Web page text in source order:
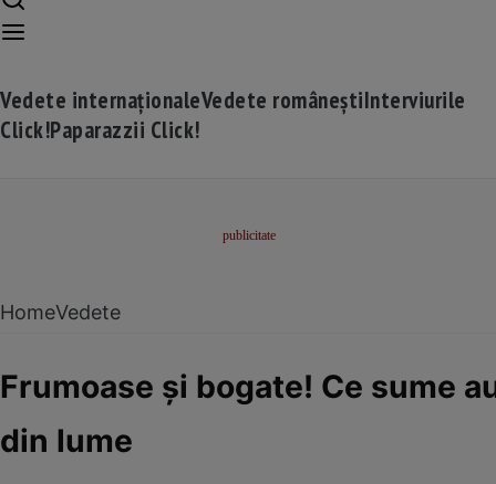
Vedete internaționaleVedete româneștiInterviurile
Click!Paparazzii Click!
HomeVedete
Frumoase și bogate! Ce sume
din lume